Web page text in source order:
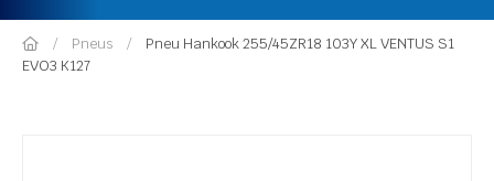
Pneus
Pneu Hankook 255/45ZR18 103Y XL VENTUS S1
EVO3 K127